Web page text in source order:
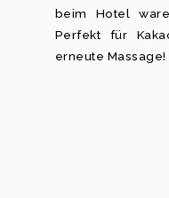
beim Hotel
Perfekt für
erneute Massage!